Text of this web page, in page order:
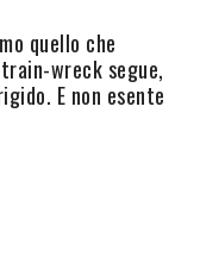
quello che
wreck segue,
E non esente